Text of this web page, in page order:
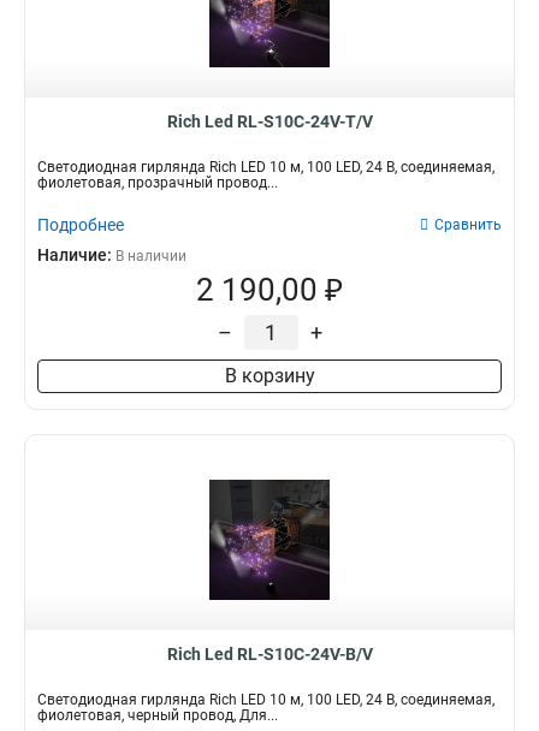
Rich Led RL-S10C-24V-T/V
Светодиодная гирлянда Rich LED 10 м, 100 LED, 24 В, соединяемая,
фиолетовая, прозрачный провод...
Подробнее Сравнить
Наличие: В наличии
2 190,00 ₽
– +
В корзину
Rich Led RL-S10C-24V-B/V
Светодиодная гирлянда Rich LED 10 м, 100 LED, 24 В, соединяемая,
фиолетовая, черный провод, Для...